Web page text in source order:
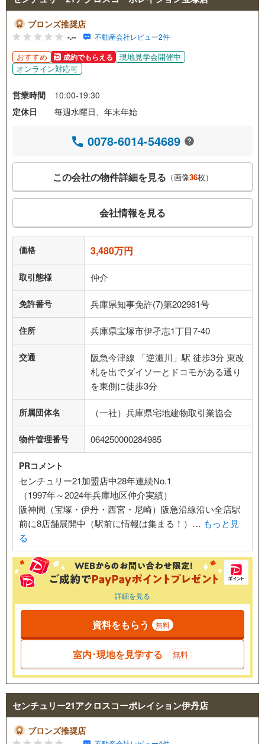
ブロンズ推奨店
-.-- 不動産会社レビュー2件
おすすめ 成約でもらえる
現地見学会開催中
オンライン対応可
営業時間
10:00-19:30
定休日
毎週水曜日、年末年始
0078-6014-54689
この会社の物件詳細を見る （画像36枚）
会社情報を見る
価格 3,480万円
取引態様 仲介
免許番号 兵庫県知事免許(7)第202981号
住所 兵庫県宝塚市伊孑志1丁目7-40
交通
阪急今津線 「逆瀬川」駅 徒歩3分 東改
札を出でダイソーとドコモがある通り
を東側に徒歩3分
所属団体名 （一社）兵庫県宅地建物取引業協会
物件管理番号 064250000284985
PRコメント
センチュリー21加盟店中28年連続No.1
（1997年～2024年兵庫地区仲介実績）
阪神間（宝塚・伊丹・西宮・尼崎）阪急沿線沿い全店駅
前に8店舗展開中（駅前に情報は集まる！）… もっと見
る
詳細を見る
資料をもらう 無料
室内･現地を見学する 無料
センチュリー21アクロスコーポレイション伊丹店
ブロンズ推奨店